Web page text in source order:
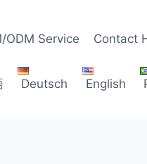
ODM Service Contact
Deutsch English